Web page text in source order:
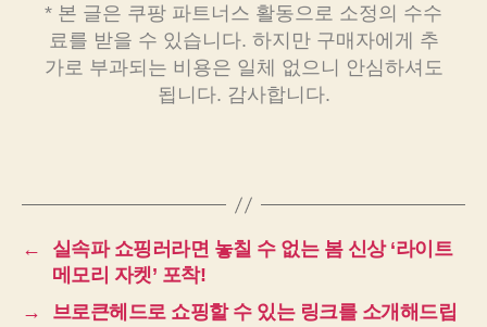
* 본 글은 쿠팡 파트너스 활동으로 소정의 수수
료를 받을 수 있습니다. 하지만 구매자에게 추
가로 부과되는 비용은 일체 없으니 안심하셔도
됩니다. 감사합니다.
←
실속파 쇼핑러라면 놓칠 수 없는 봄 신상 ‘라이트
메모리 자켓’ 포착!
→
브로큰헤드로 쇼핑할 수 있는 링크를 소개해드립